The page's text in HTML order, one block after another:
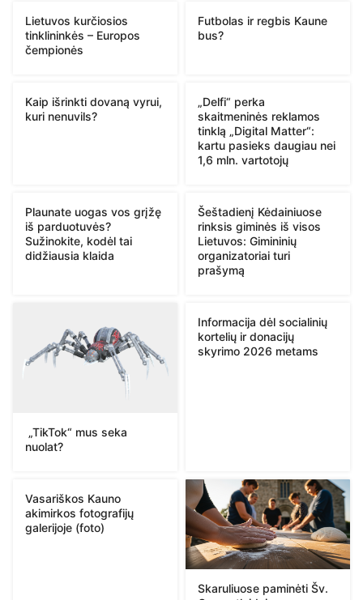
Lietuvos kurčiosios
tinklininkės – Europos
čempionės
Futbolas ir regbis Kaune
bus?
Kaip išrinkti dovaną vyrui,
kuri nenuvils?
„Delfi“ perka
skaitmeninės reklamos
tinklą „Digital Matter“:
kartu pasieks daugiau nei
1,6 mln. vartotojų
Plaunate uogas vos grįžę
iš parduotuvės?
Sužinokite, kodėl tai
didžiausia klaida
Šeštadienį Kėdainiuose
rinksis giminės iš visos
Lietuvos: Gimininių
organizatoriai turi
prašymą
„TikTok“ mus seka
nuolat?
Informacija dėl socialinių
kortelių ir donacijų
skyrimo 2026 metams
Vasariškos Kauno
akimirkos fotografijų
galerijoje (foto)
Skaruliuose paminėti Šv.